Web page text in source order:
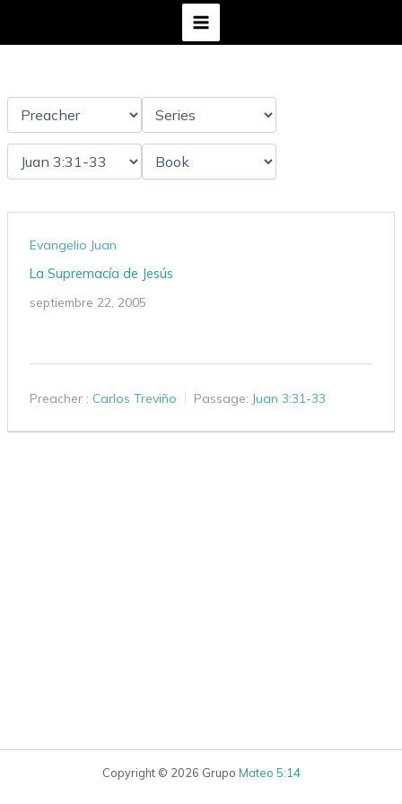
Evangelio Juan
La Supremacía de Jesús
septiembre 22, 2005
Preacher : Carlos Treviño Passage: Juan 3:31-33
Copyright © 2026 Grupo Mateo 5:14